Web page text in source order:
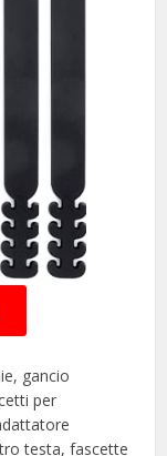
gancio
per
testa, fascette